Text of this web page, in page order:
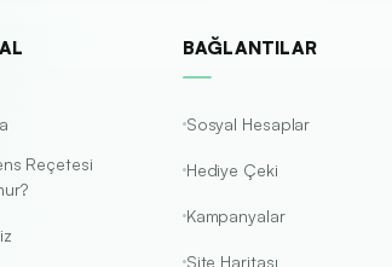
göz hekimi muayenesi
Reçetesi
BAĞLANTILAR
Sosyal Hesaplar
Hediye Çeki
Kampanyalar
Site Haritası